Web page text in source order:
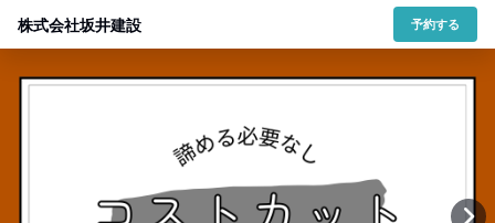
株式会社坂井建設 予約する